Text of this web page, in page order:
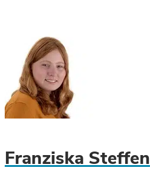
Franziska Steffen